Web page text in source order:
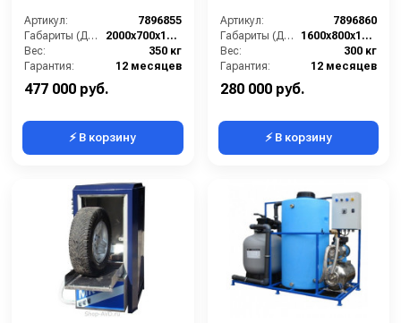
Артикул:
7896855
Габариты (ДхШхВ):
2000х700х1500
Вес:
350 кг
Гарантия:
12 месяцев
477 000 руб.
⚡ В корзину
Артикул:
7896860
Габариты (ДхШхВ):
1600х800х1300
Вес:
300 кг
Гарантия:
12 месяцев
280 000 руб.
⚡ В корзину